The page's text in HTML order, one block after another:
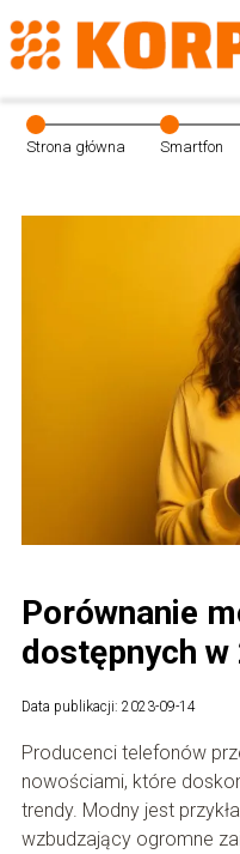
Strona główna Smartfon
Porównanie
dostępnych w
Data publikacji: 2023-09-14
Producenci telefonów
nowościami, które
trendy. Modny jest
wzbudzający ogromne